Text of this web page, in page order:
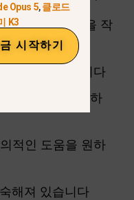
는 간단한 내용을 작
사용하지 않습니다
분석에만 집중하
적인 도움을 원하
해져 있습니다
Opus 5,클로드
K3
시작하기